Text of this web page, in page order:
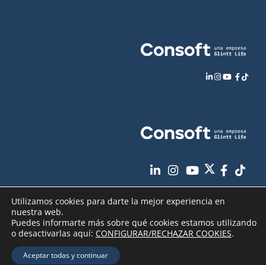
Copyright2026 - Consoft |Aviso Legal
Política de Cookies|Seguridad de sus datos
Utilizamos cookies para darte la mejor experiencia en
nuestra web.
Puedes informarte más sobre qué cookies estamos utilizando
o desactivarlas aquí: CONFIGURAR/RECHAZAR COOKIES.
Aceptar todas y continuar